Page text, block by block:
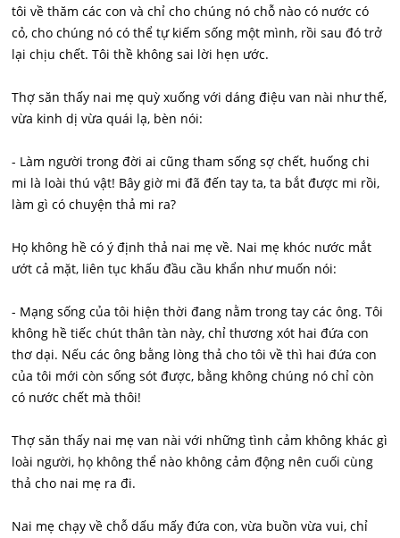
tôi về thăm các con và chỉ cho chúng nó chỗ nào có nước có
cỏ, cho chúng nó có thể tự kiếm sống một mình, rồi sau đó trở
lại chịu chết. Tôi thề không sai lời hẹn ước.
Thợ săn thấy nai mẹ quỳ xuống với dáng điệu van nài như thế,
vừa kinh dị vừa quái lạ, bèn nói:
- Làm người trong đời ai cũng tham sống sợ chết, huống chi
mi là loài thú vật! Bây giờ mi đã đến tay ta, ta bắt được mi rồi,
làm gì có chuyện thả mi ra?
Họ không hề có ý định thả nai mẹ về. Nai mẹ khóc nước mắt
ướt cả mặt, liên tục khấu đầu cầu khẩn như muốn nói:
- Mạng sống của tôi hiện thời đang nằm trong tay các ông. Tôi
không hề tiếc chút thân tàn này, chỉ thương xót hai đứa con
thơ dại. Nếu các ông bằng lòng thả cho tôi về thì hai đứa con
của tôi mới còn sống sót được, bằng không chúng nó chỉ còn
có nước chết mà thôi!
Thợ săn thấy nai mẹ van nài với những tình cảm không khác gì
loài người, họ không thể nào không cảm động nên cuối cùng
thả cho nai mẹ ra đi.
Nai mẹ chạy về chỗ dấu mấy đứa con, vừa buồn vừa vui, chỉ